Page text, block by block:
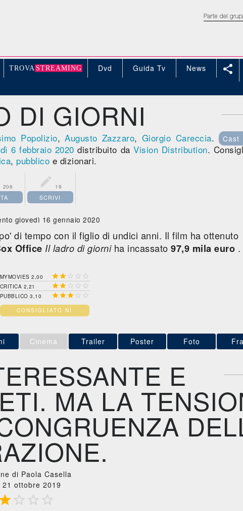
TROVA STREAMING Dvd Guida Tv News 
DI GIORNI
Popolizio,Augusto Zazzaro, Giorgio Careccia. Cast
6 febbraio 2020 distribuito daVision Distribution.
, pubblico e dizionari.
206  19
SCRIVI
giovedì 16 gennaio 2020
di tempo con il figlio di undici anni. Il film ha ottenuto
Office Il ladro di giorniha incassato97,9 mila euro .
MYMOVIES 2,00    
CRITICA 2,21    
PUBBLICO 3,10   
CONSIGLIATO NÌ
Cinema Trailer Poster Foto
E
MA LA
di Paola Casella
21 ottobre 2019
  